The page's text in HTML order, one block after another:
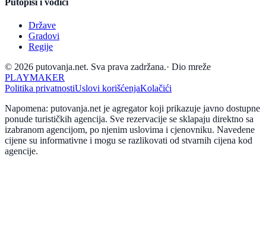
Države
Gradovi
Regije
© 2026 putovanja.net. Sva prava zadržana.· Dio mreže
PLAYMAKER
Politika privatnostiUslovi korišćenjaKolačići
Napomena: putovanja.net je agregator koji prikazuje javno dostupne
ponude turističkih agencija. Sve rezervacije se sklapaju direktno sa
izabranom agencijom, po njenim uslovima i cjenovniku. Navedene
cijene su informativne i mogu se razlikovati od stvarnih cijena kod
agencije.